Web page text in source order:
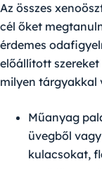
Az összes
cél őket
érdemes
előállított szereket
milyen tárgyakkal
Műanyag
üvegből
kulacsokat,